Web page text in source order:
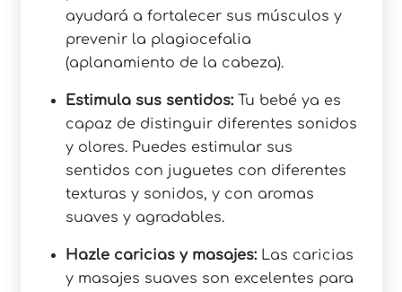
ayudará a fortalecer sus músculos y
prevenir la plagiocefalia
(aplanamiento de la cabeza).
Estimula sus sentidos: Tu bebé ya es
capaz de distinguir diferentes sonidos
y olores. Puedes estimular sus
sentidos con juguetes con diferentes
texturas y sonidos, y con aromas
suaves y agradables.
Hazle caricias y masajes: Las caricias
y masajes suaves son excelentes para